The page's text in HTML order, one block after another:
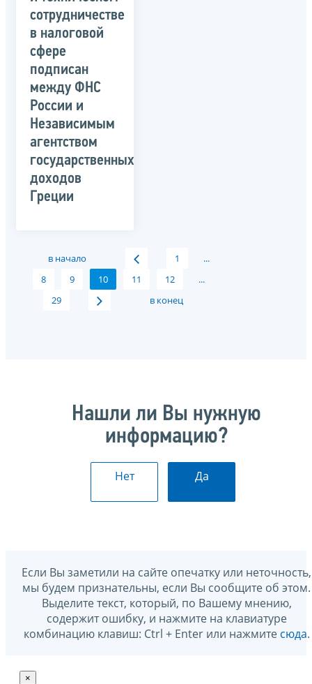
сотрудничестве
в налоговой
сфере
подписан
между ФНС
России и
Независимым
агентством
государственных
доходов
Греции
в начало 1
...
8
9 10 11 12
...
29
в конец
Нашли ли Вы нужную
информацию?
Нет Да
Если Вы заметили на сайте опечатку или неточность,
мы будем признательны, если Вы сообщите об этом.
Выделите текст, который, по Вашему мнению,
содержит ошибку, и нажмите на клавиатуре
комбинацию клавиш: Ctrl + Enter или нажмите сюда.
×